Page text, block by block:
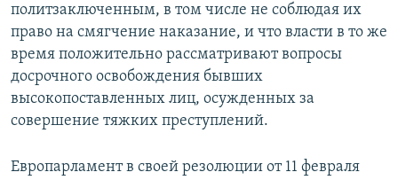
политзаключенным, в том числе не соблюдая их
право на смягчение наказание, и что власти в то же
время положительно рассматривают вопросы
досрочного освобождения бывших
высокопоставленных лиц, осужденных за
совершение тяжких преступлений.
Европарламент в своей резолюции от 11 февраля